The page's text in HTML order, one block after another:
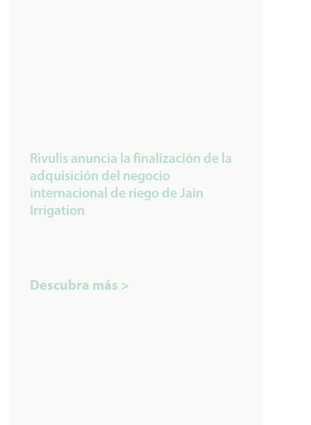
Rivulis anuncia la finalización de la
adquisición del negocio
internacional de riego de Jain
Irrigation
Descubra más >